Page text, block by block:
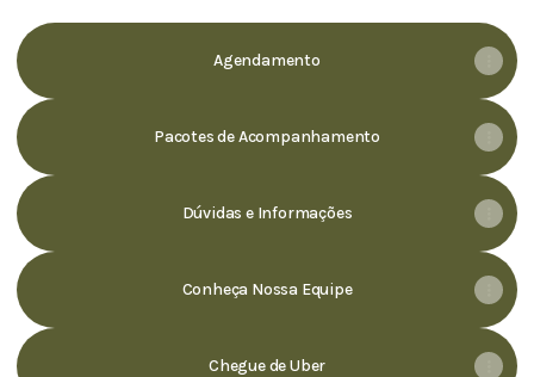
Agendamento
Pacotes de Acompanhamento
Dúvidas e Informações
Conheça Nossa Equipe
Chegue de Uber